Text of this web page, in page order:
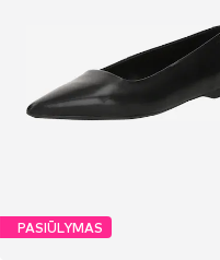
PASIŪLYMAS